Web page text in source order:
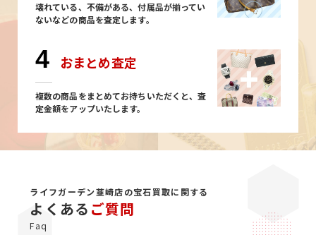
壊れている、不備がある、付属品が揃ってい
ないなどの商品を査定します。
4 おまとめ査定
複数の商品をまとめてお持ちいただくと、査
定金額をアップいたします。
ライフガーデン韮崎店の宝石買取に関する
よくある ご質問
Faq